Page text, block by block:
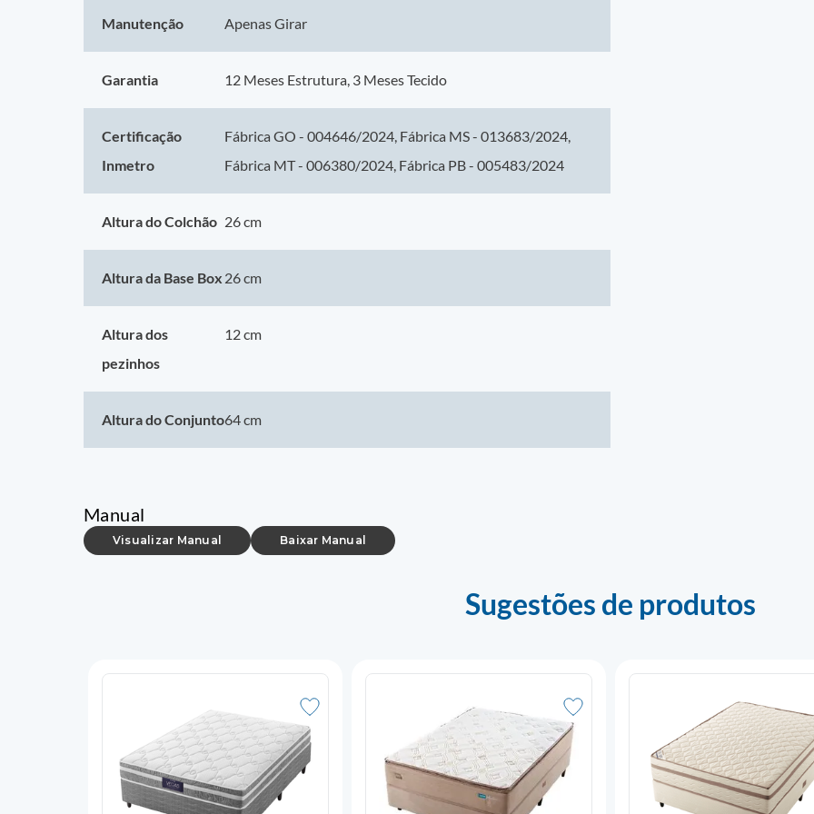
Manutenção Apenas Girar
Garantia 12 Meses Estrutura, 3 Meses Tecido
Certificação
Inmetro
Fábrica GO - 004646/2024, Fábrica MS - 013683/2024,
Fábrica MT - 006380/2024, Fábrica PB - 005483/2024
Altura do Colchão 26 cm
Altura da Base Box 26 cm
Altura dos
pezinhos
12 cm
Altura do Conjunto64 cm
Manual
Visualizar Manual Baixar Manual
Sugestões de produtos